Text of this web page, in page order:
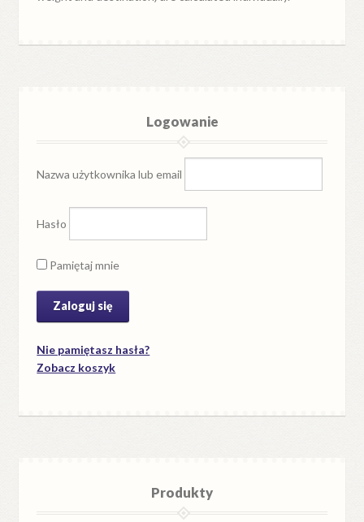
Logowanie
Nazwa użytkownika lub email
Hasło
Pamiętaj mnie
Nie pamiętasz hasła?
Zobacz koszyk
Produkty